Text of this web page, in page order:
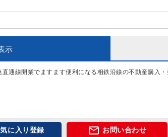
示
通線開業でますます便利になる相鉄沿線の不動産購入
に入り登録  お問い合わせ